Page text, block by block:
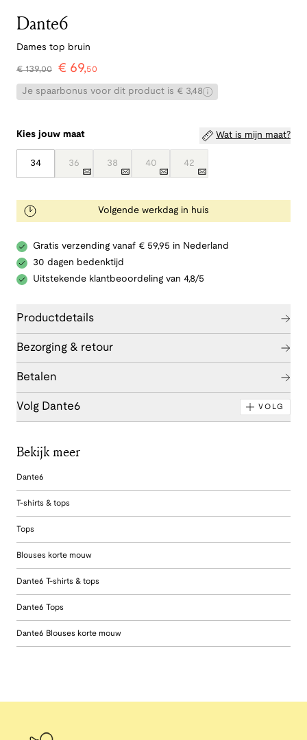
Dante6
Dames top bruin
€139,00 € 69,50
Je spaarbonus voor dit product is € 3,48
Kies jouw maat Wat is mijn maat?
34 36 38 40 42
Volgende werkdag in huis
Gratis verzending vanaf € 59,95 in Nederland
30 dagen bedenktijd
Uitstekende klantbeoordeling van 4,8/5
Productdetails
Bezorging & retour
Betalen
Volg Dante6 VOLG
Bekijk meer
Dante6
T-shirts & tops
Tops
Blouses korte mouw
Dante6 T-shirts & tops
Dante6 Tops
Dante6 Blouses korte mouw